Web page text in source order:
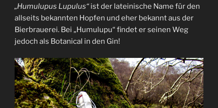
„Humulupus Lupulus“ ist der lateinische Name für den
allseits bekannten Hopfen und eher bekannt aus der
Bierbrauerei. Bei „Humulupu“ findet er seinen Weg
jedoch als Botanical in den Gin!